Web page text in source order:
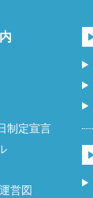
制定宣言
営図